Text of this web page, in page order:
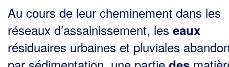
Au cours de leur cheminement dans les
réseaux d’assainissement, les eaux
résiduaires urbaines et plu­viales